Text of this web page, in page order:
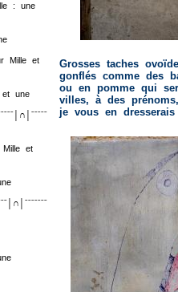
: une
Mille et
et une
Mille et
Grosses taches
gonflés comme des
ou en pomme qui
villes, à des
je vous en